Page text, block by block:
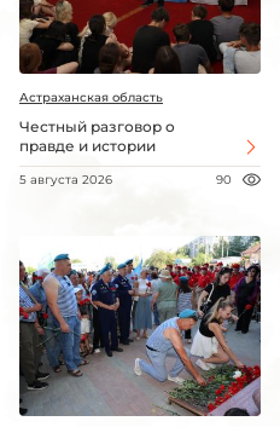
Астраханская область
Честный разговор о
правде и истории
5 августа 2026 90